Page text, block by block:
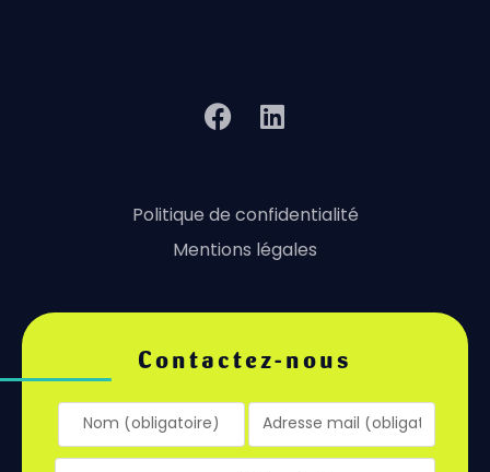
Politique de confidentialité
Mentions légales
Contactez-nous